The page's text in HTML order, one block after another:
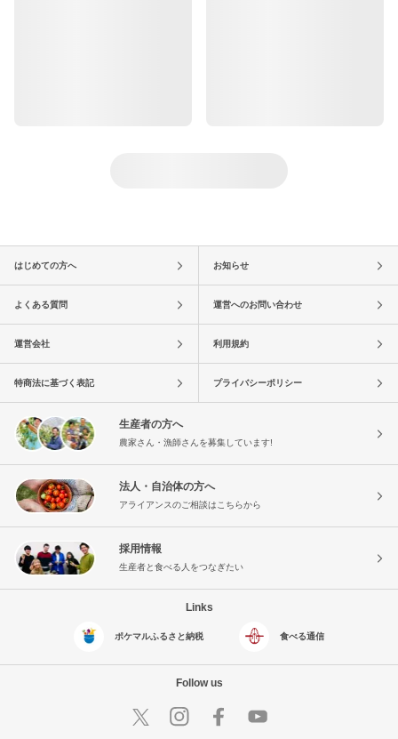
はじめての方へ お知らせ
よくある質問 運営へのお問い合わせ
運営会社 利用規約
特商法に基づく表記 プライバシーポリシー
生産者の方へ
農家さん・漁師さんを募集しています!
法人・自治体の方へ
アライアンスのご相談はこちらから
採用情報
生産者と食べる人をつなぎたい
Links
ポケマルふるさと納税 食べる通信
Follow us